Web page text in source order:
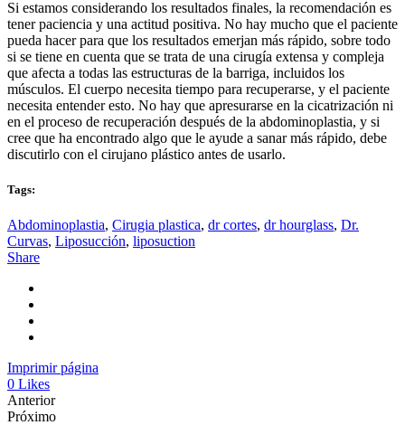
Si estamos considerando los resultados finales, la recomendación es
tener paciencia y una actitud positiva. No hay mucho que el paciente
pueda hacer para que los resultados emerjan más rápido, sobre todo
si se tiene en cuenta que se trata de una cirugía extensa y compleja
que afecta a todas las estructuras de la barriga, incluidos los
músculos. El cuerpo necesita tiempo para recuperarse, y el paciente
necesita entender esto. No hay que apresurarse en la cicatrización ni
en el proceso de recuperación después de la abdominoplastia, y si
cree que ha encontrado algo que le ayude a sanar más rápido, debe
discutirlo con el cirujano plástico antes de usarlo.
Tags:
Abdominoplastia, Cirugia plastica, dr cortes, dr hourglass, Dr.
Curvas, Liposucción, liposuction
Share
Imprimir página
0 Likes
Anterior
Próximo